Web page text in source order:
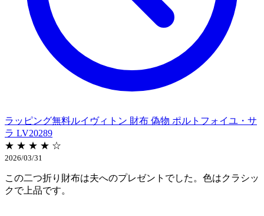
ラッピング無料ルイヴィトン 財布 偽物 ポルトフォイユ・サ
ラ LV20289
★ ★ ★ ★ ☆
2026/03/31
この二つ折り財布は夫へのプレゼントでした。色はクラシッ
クで上品です。